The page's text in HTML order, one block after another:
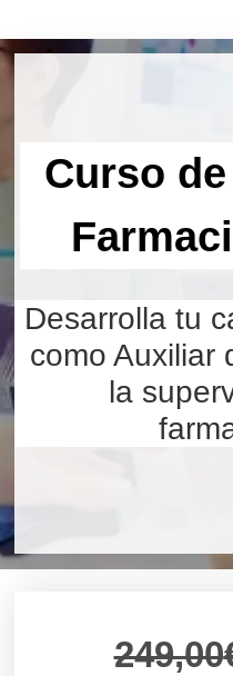
Curso
Desarrolla tu
como Auxiliar
la
249,00